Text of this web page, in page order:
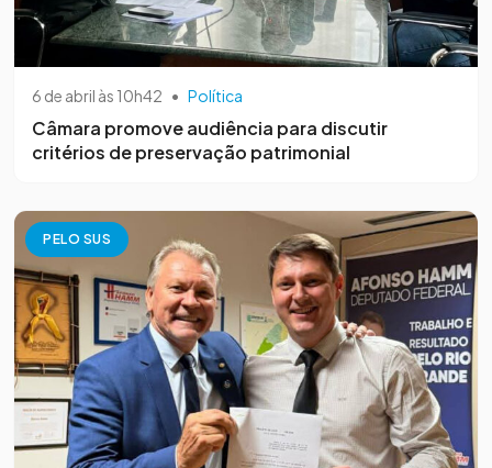
6 de abril às 10h42 • Política
Câmara promove audiência para discutir
critérios de preservação patrimonial
PELO SUS